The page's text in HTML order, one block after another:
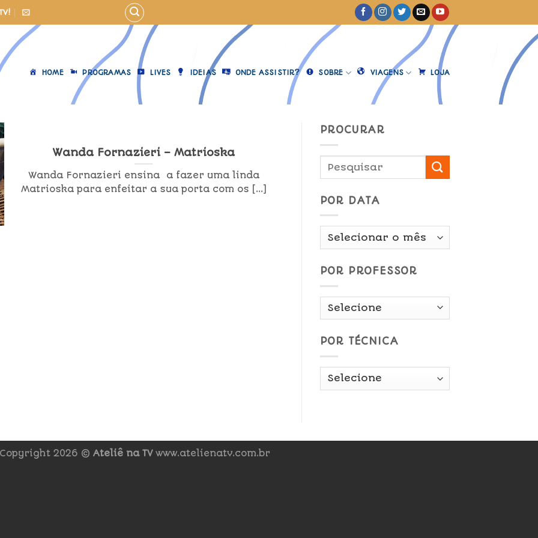
HOME PROGRAMAS LIVES IDEIAS ONDE ASSISTIR? SOBRE VIAGENS LOJA
Wanda Fornazieri – Matrioska
Wanda Fornazieri ensina a fazer uma linda
Matrioska para enfeitar a sua porta com os [...]
PROCURAR
POR DATA
Por
POR PROFESSOR
POR TÉCNICA
Copyright 2026 © Ateliê na TVwww.atelienatv.com.br